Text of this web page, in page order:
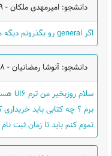
دانشجو: امیرمهدی ملکان -
اگر general رو بگذرونم دیگه مدرک میدید بهمون ؟
دانشجو: آنوشا رمضانیان -
برم ؟ چه کتابی باید خریداری
تموم کنم باید تا زمان ثبت